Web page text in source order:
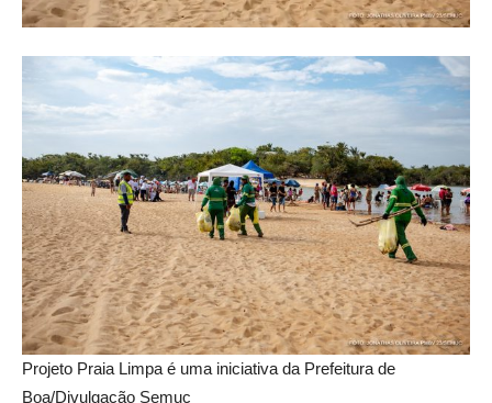
Projeto Praia Limpa é uma iniciativa da Prefeitura de
Boa/Divulgação Semuc